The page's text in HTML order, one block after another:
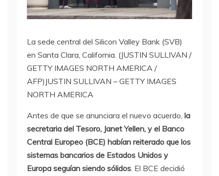
La sede central del Silicon Valley Bank (SVB)
en Santa Clara, California. (JUSTIN SULLIVAN /
GETTY IMAGES NORTH AMERICA /
AFP) JUSTIN SULLIVAN – GETTY IMAGES
NORTH AMERICA
Antes de que se anunciara el nuevo acuerdo, la
secretaria del Tesoro, Janet Yellen, y el Banco
Central Europeo (BCE) habían reiterado que los
sistemas bancarios de Estados Unidos y
Europa seguían siendo sólidos. El BCE decidió